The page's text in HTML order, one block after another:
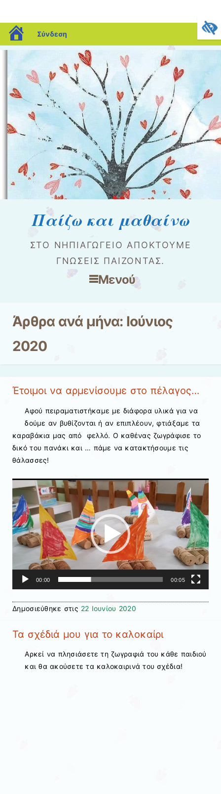
blogs.sch.gr
Σύνδεση
Παίζω και μαθαίνω
ΣΤΟ ΝΗΠΙΑΓΩΓΕΊΟ ΑΠΟΚΤΟΎΜΕ
ΓΝΏΣΕΙΣ ΠΑΊΖΟΝΤΑΣ.
Μενού
Άρθρα ανά μήνα: Ιούνιος
2020
Έτοιμοι να αρμενίσουμε στο πέλαγος…
Αφού πειραματιστήκαμε με διάφορα υλικά για να
δούμε αν βυθίζονται ή αν επιπλέουν, φτιάξαμε τα
καραβάκια μας από φελλό. Ο καθένας ζωγράφισε το
δικό του πανάκι και … πάμε να κατακτήσουμε τις
θάλασσες!
Πρόγραμμα
Αναπαραγωγής
Βίντεο
00:00 00:05
Δημοσιεύθηκε στις 22 Ιουνίου 2020
Τα σχέδιά μου για το καλοκαίρι
Αρκεί να πλησιάσετε τη ζωγραφιά του κάθε παιδιού
και θα ακούσετε τα καλοκαιρινά του σχέδια!